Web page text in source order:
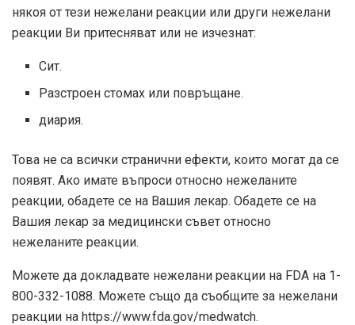
някоя от тези нежелани реакции или други нежелани
реакции Ви притесняват или не изчезнат:
Сит.
Разстроен стомах или повръщане.
диария.
Това не са всички странични ефекти, които могат да се
появят. Ако имате въпроси относно нежеланите
реакции, обадете се на Вашия лекар. Обадете се на
Вашия лекар за медицински съвет относно
нежеланите реакции.
Можете да докладвате нежелани реакции на FDA на 1-
800-332-1088. Можете също да съобщите за нежелани
реакции на https://www.fda.gov/medwatch.